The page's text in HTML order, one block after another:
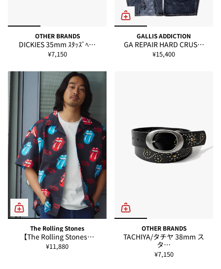
OTHER BRANDS
DICKIES 35mm ｽﾀｯｽﾞﾍ…
¥7,150
GALLIS ADDICTION
GA REPAIR HARD CRUS…
¥15,400
The Rolling Stones
【The Rolling Stones…
¥11,880
OTHER BRANDS
TACHIYA/タチヤ 38mm ス
タ…
¥7,150